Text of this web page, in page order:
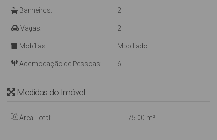
Banheiros: 2
Vagas: 2
Mobílias: Mobiliado
Acomodação de Pessoas: 6
Medidas do Imóvel
Área Total: 75.00 m²